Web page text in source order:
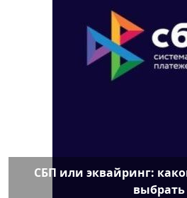
СБП или эквайринг:
выбрать